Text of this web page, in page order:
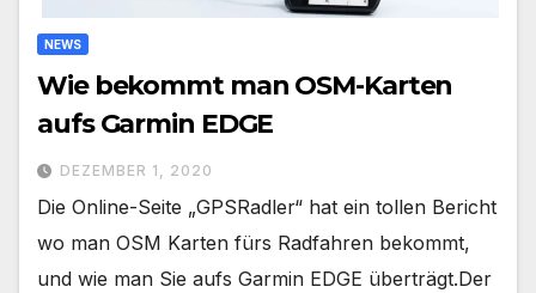
NEWS
Wie bekommt man OSM-Karten
aufs Garmin EDGE
DEZEMBER 1, 2020
Die Online-Seite „GPSRadler“ hat ein tollen Bericht
wo man OSM Karten fürs Radfahren bekommt,
und wie man Sie aufs Garmin EDGE überträgt.Der